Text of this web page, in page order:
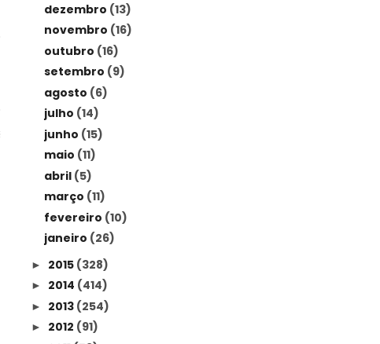
dezembro (13)
novembro (16)
outubro (16)
setembro (9)
agosto (6)
julho (14)
junho (15)
maio (11)
abril (5)
março (11)
fevereiro (10)
janeiro (26)
► 2015 (328)
► 2014 (414)
► 2013 (254)
► 2012 (91)